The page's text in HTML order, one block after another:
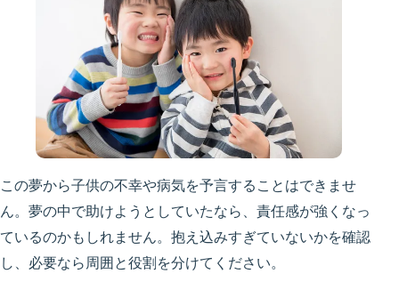
この夢から子供の不幸や病気を予言することはできませ
ん。夢の中で助けようとしていたなら、責任感が強くなっ
ているのかもしれません。抱え込みすぎていないかを確認
し、必要なら周囲と役割を分けてください。